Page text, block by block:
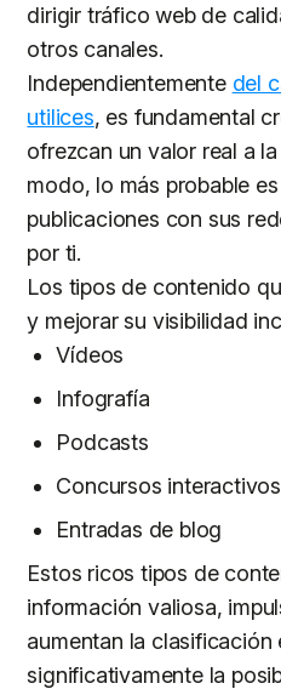
dirigir tráfico web de
otros canales.
Independientemente del
utilices, es fundamental
ofrezcan un valor real a
modo, lo más probable
publicaciones con sus
por ti.
Los tipos de contenido
y mejorar su visibilidad
Vídeos
Infografía
Podcasts
Concursos interactivos
Entradas de blog
Estos ricos tipos de
información valiosa,
aumentan la clasificación
significativamente la